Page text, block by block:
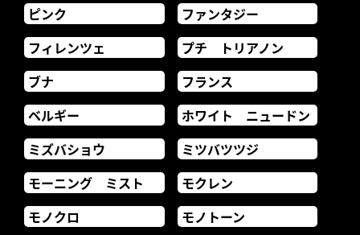
ピンク
ファンタジー
フィレンツェ
プチ トリアノン
ブナ
フランス
ベルギー
ホワイト ニュードン
ミズバショウ
ミツバツツジ
モーニング ミスト
モクレン
モノクロ
モノトーン